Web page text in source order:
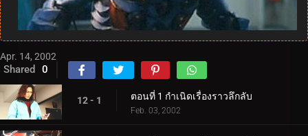
Apr. 14, 2002
Shared 0
12 - 1 ตอนที่ 1 กำเนิดเรื่องราวลึกลับ
Feb. 03, 2002